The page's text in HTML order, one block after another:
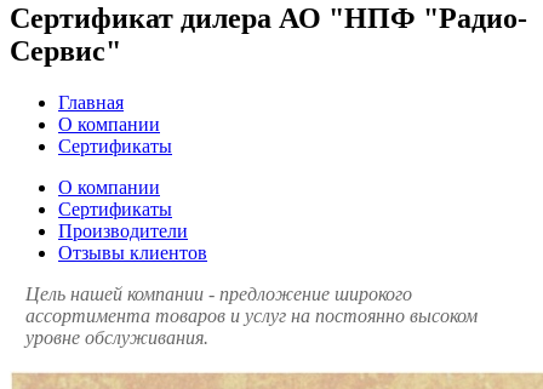
Сертификат дилера АО "НПФ "Радио-
Сервис"
Главная
О компании
Сертификаты
О компании
Сертификаты
Производители
Отзывы клиентов
Цель нашей компании - предложение широкого
ассортимента товаров и услуг на постоянно высоком
уровне обслуживания.